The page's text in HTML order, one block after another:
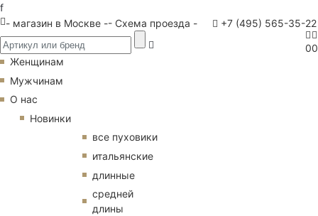
f
- магазин в Москве -- Схема проезда - +7 (495) 565-35-22
00
Женщинам
Мужчинам
О нас
Новинки
все пуховики
итальянские
длинные
средней
длины